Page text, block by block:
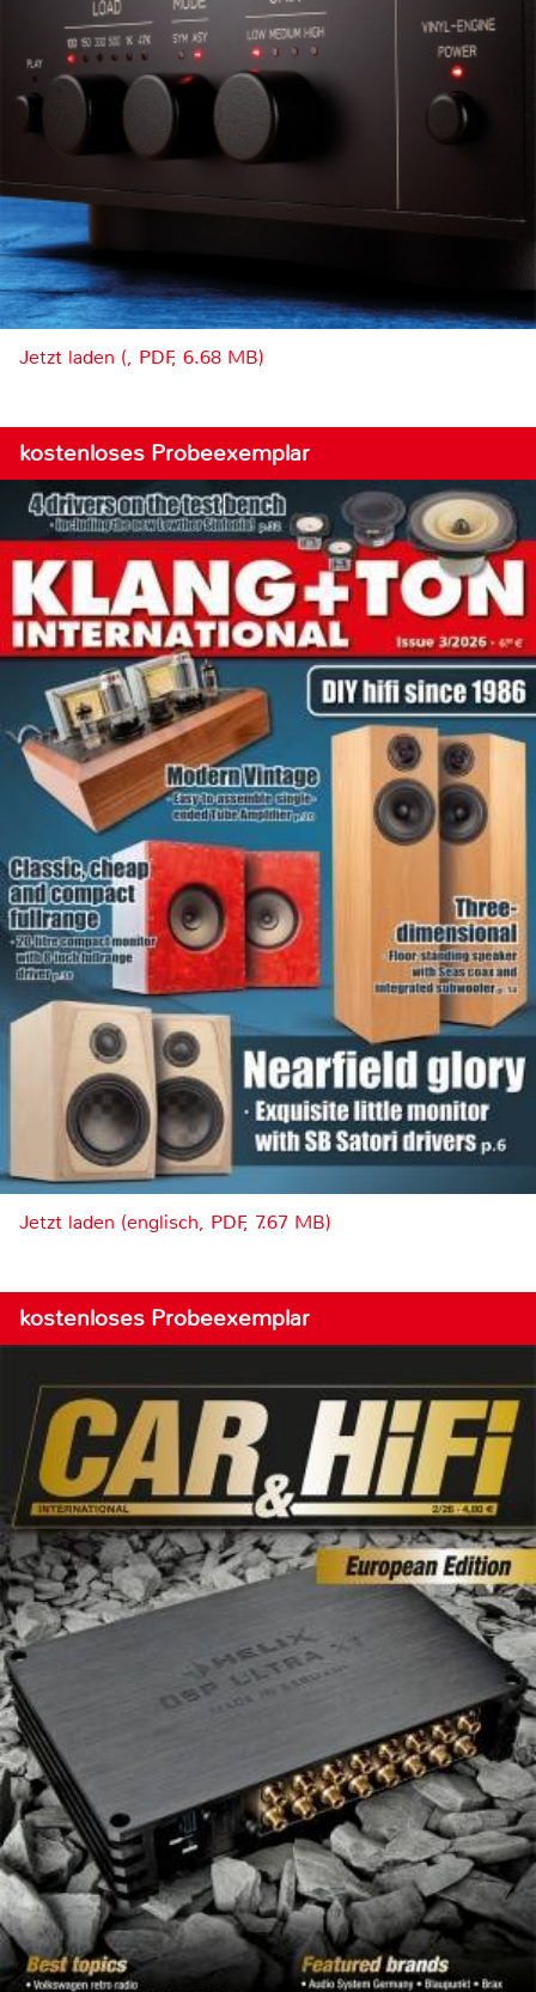
Jetzt laden (, PDF, 6.68 MB)
kostenloses Probeexemplar
Jetzt laden (englisch, PDF, 7.67 MB)
kostenloses Probeexemplar